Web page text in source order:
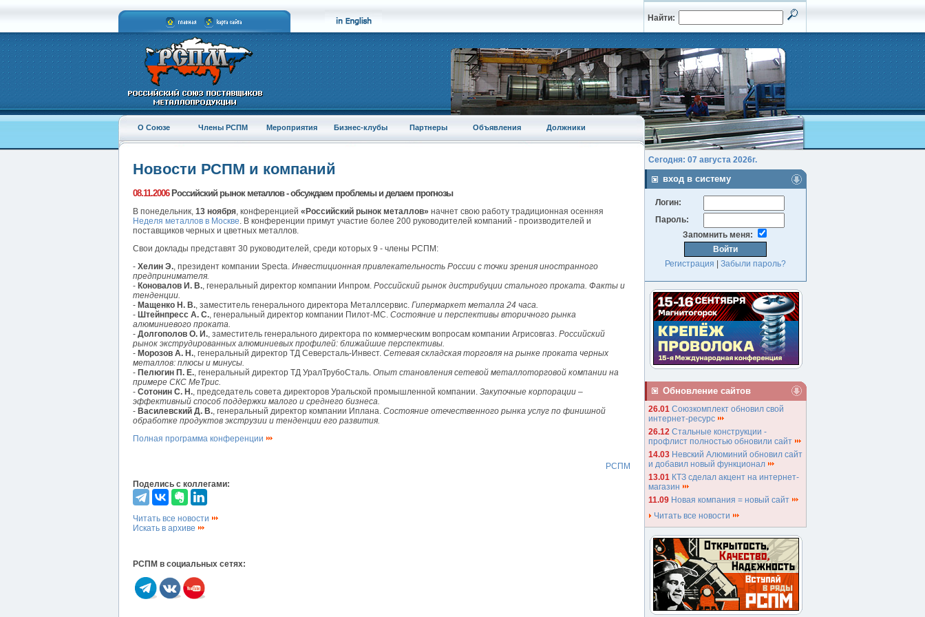
Найти:
О Союзе Члены РСПМ Мероприятия Бизнес-клубы Партнеры Объявления Должники
Новости РСПМ и компаний
08.11.2006Российский рынок металлов - обсуждаем проблемы и делаем прогнозы
В понедельник, 13 ноября, конференцией «Российский рынок металлов» начнет свою работу традиционная осенняя
Неделя металлов в Москве. В конференции примут участие более 200 руководителей компаний - производителей и
поставщиков черных и цветных металлов.
Свои доклады представят 30 руководителей, среди которых 9 - члены РСПМ:
- Хелин Э., президент компании Specta. Инвестиционная привлекательность России с точки зрения иностранного
предпринимателя.
- Коновалов И. В., генеральный директор компании Инпром. Российский рынок дистрибуции стального проката. Факты и
тенденции.
- Мащенко Н. В., заместитель генерального директора Металлсервис. Гипермаркет металла 24 часа.
- Штейнпресс А. С., генеральный директор компании Пилот-МС. Состояние и перспективы вторичного рынка
алюминиевого проката.
- Долгополов О. И., заместитель генерального директора по коммерческим вопросам компании Агрисовгаз. Российский
рынок экструдированных алюминиевых профилей: ближайшие перспективы.
- Морозов А. Н., генеральный директор ТД Северсталь-Инвест. Сетевая складская торговля на рынке проката черных
металлов: плюсы и минусы.
- Пелюгин П. Е., генеральный директор ТД УралТрубоСталь. Опыт становления сетевой металлоторговой компании на
примере СКС МеТрис.
- Сотонин С. Н., председатель совета директоров Уральской промышленной компании. Закупочные корпорации –
эффективный способ поддержки малого и среднего бизнеса.
- Василевский Д. В., генеральный директор компании Иплана. Состояние отечественного рынка услуг по финишной
обработке продуктов экструзии и тенденции его развития.
Полная программа конференции
РСПМ
Поделись с коллегами:
Читать все новости
Искать в архиве
РСПМ в социальных сетях:
Сегодня: 07 августа 2026г.
вход в систему
Логин:
Пароль:
Запомнить меня:
Регистрация Забыли пароль?
Обновление сайтов
26.01 Союзкомплект обновил свой
интернет-ресурс
26.12 Стальные конструкции -
профлист полностью обновили сайт
14.03 Невский Алюминий обновил сайт
и добавил новый функционал
13.01 КТЗ сделал акцент на интернет-
магазин
11.09 Новая компания = новый сайт
Читать все новости